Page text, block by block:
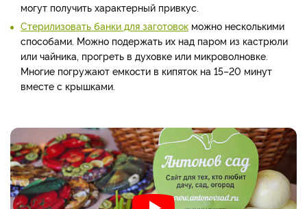
могут получить характерный привкус.
Стерилизовать банки для заготовок можно несколькими
способами. Можно подержать их над паром из кастрюли
или чайника, прогреть в духовке или микроволновке.
Многие погружают емкости в кипяток на 15–20 минут
вместе с крышками.